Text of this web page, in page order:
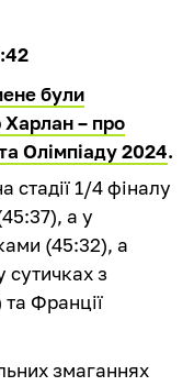
були
– про
Олімпіаду 2024.
стадії 1/4 фіналу
а у
(45:32), а
сутичках з
Франції
змаганнях